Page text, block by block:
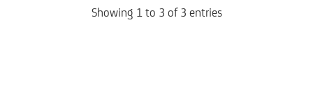
Showing 1 to 3 of 3 entries